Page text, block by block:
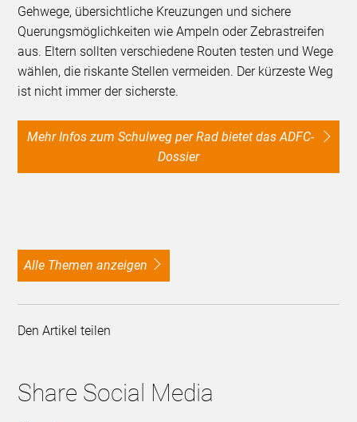
Gehwege, übersichtliche Kreuzungen und sichere
Querungsmöglichkeiten wie Ampeln oder Zebrastreifen
aus. Eltern sollten verschiedene Routen testen und Wege
wählen, die riskante Stellen vermeiden. Der kürzeste Weg
ist nicht immer der sicherste.
Mehr Infos zum Schulweg per Rad bietet das ADFC-
Dossier
alle Themen anzeigen
Den Artikel teilen
Share Social Media